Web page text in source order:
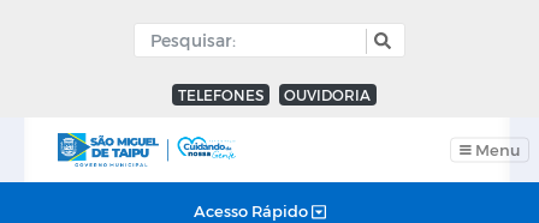
TELEFONES OUVIDORIA
Menu
Acesso Rápido